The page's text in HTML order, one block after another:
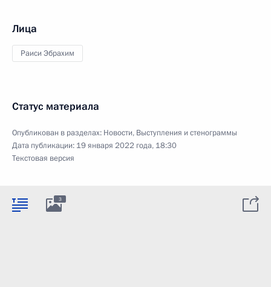
Лица
Раиси Эбрахим
Статус материала
Опубликован в разделах: Новости, Выступления и стенограммы
Дата публикации: 19 января 2022 года, 18:30
Текстовая версия
3